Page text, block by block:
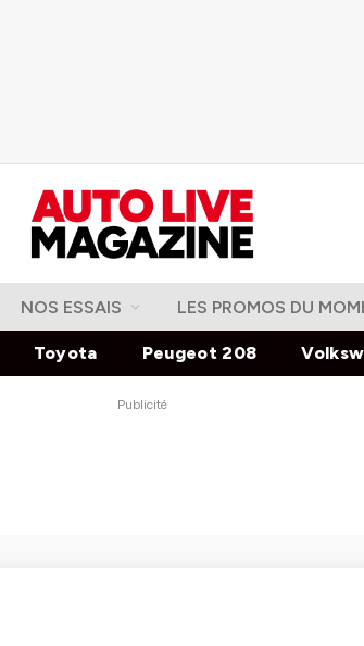
NOS ESSAIS LES PROMOS DU
Toyota Peugeot 208
Publicité